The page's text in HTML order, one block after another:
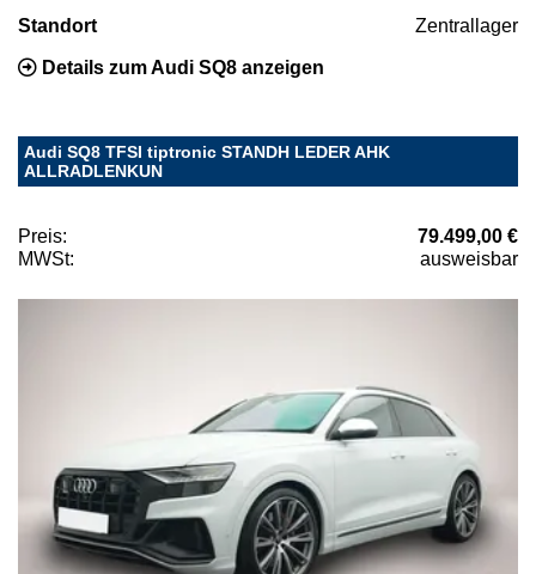
Standort Zentrallager
Details zum Audi SQ8 anzeigen
Audi SQ8 TFSI tiptronic STANDH LEDER AHK
ALLRADLENKUN
Preis:
79.499,00 €
MWSt:
ausweisbar